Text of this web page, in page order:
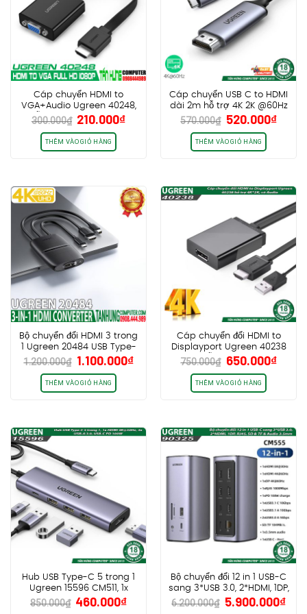
Cáp chuyển HDMI to
VGA+Audio Ugreen 40248,
hỗ trợ Full HD, vỏ nhựa
300.000₫ Giá
gốc
là:
300.000₫.
210.000₫Giá
THÊM VÀO GIỎ HÀNG
Cáp chuyển USB C to HDMI
dài 2m hỗ trợ 4K 2K @60Hz
Ugreen 50571
570.000₫ Giá
gốc
là:
570.000₫.
520.000₫Giá
THÊM VÀO GIỎ HÀNG
Bộ chuyển đổi HDMI 3 trong
1 Ugreen 20484 USB Type-
C, Mini DP, HDMI to HDMI
4K@60Hz
1.200.000₫ Giá
gốc
là:
1.200.000₫.
1.100.000₫Giá
THÊM VÀO GIỎ HÀNG
Cáp chuyển đổi HDMI to
Displayport Ugreen 40238
hỗ trợ 4K*2K
750.000₫ Giá
gốc
là:
750.000₫.
650.000₫Giá
THÊM VÀO GIỎ HÀNG
Hub USB Type-C 5 trong 1
Ugreen 15596 CM511, 1x
HDMI 4K@30Hz, 3x USB-A
3.0, USB-C PD 100W
850.000₫ Giá
460.000₫Giá
Bộ chuyển đổi 12 in 1 USB-C
sang 3*USB 3.0, 2*HDMI, 1DP,
RJ45, SD & TF & Audio
3.5mm Ugreen 90325
6.200.000₫ Giá
5.900.000₫Giá